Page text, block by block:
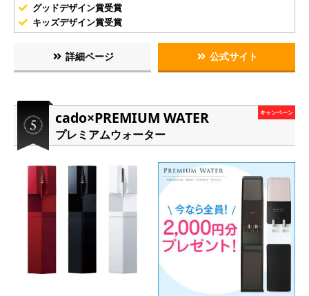
グッドデザイン賞受賞
キッズデザイン賞受賞
詳細ページ 公式サイト
cado×PREMIUM WATER
プレミアムウォーター
キャンペーン